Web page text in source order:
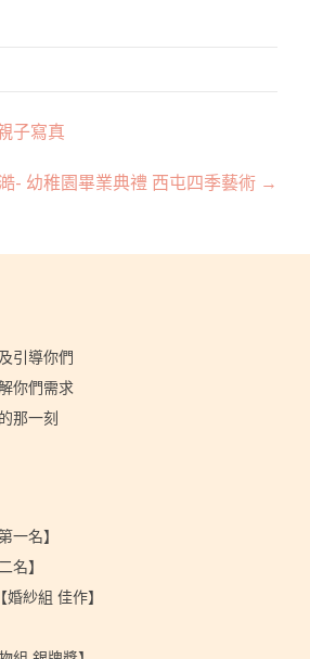
子寫真
- 幼稚園畢業典禮 西屯四季藝術 →
引導你們
你們需求
那一刻
一名】
名】
紗組 佳作】